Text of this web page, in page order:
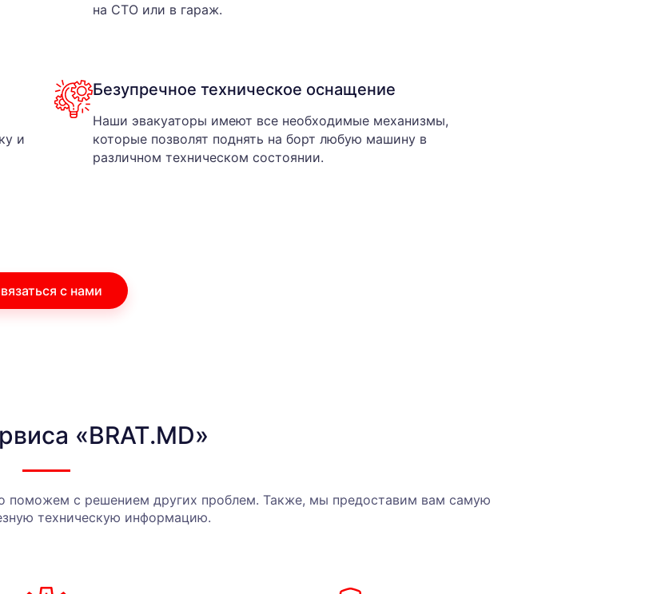
на СТО или в гараж.
и
Безупречное техническое оснащение
Наши эвакуаторы имеют все необходимые механизмы,
которые позволят поднять на борт любую машину в
различном техническом состоянии.
с нами
«BRAT.MD»
поможем с решением других проблем. Также, мы предоставим вам самую
техническую информацию.